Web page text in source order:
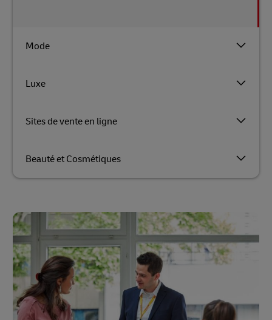
Mode
Luxe
Sites de vente en ligne
Beauté et Cosmétiques